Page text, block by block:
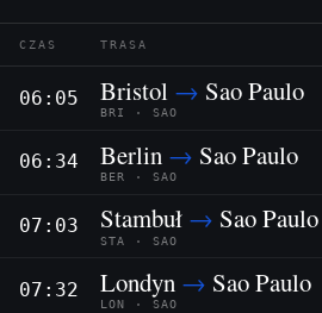
CZAS TRASA
06:05 Bristol → Sao Paulo
BRI · SAO
06:34 Berlin → Sao Paulo
BER · SAO
07:03 Stambuł → Sao Paulo
STA · SAO
07:32 Londyn → Sao Paulo
LON · SAO